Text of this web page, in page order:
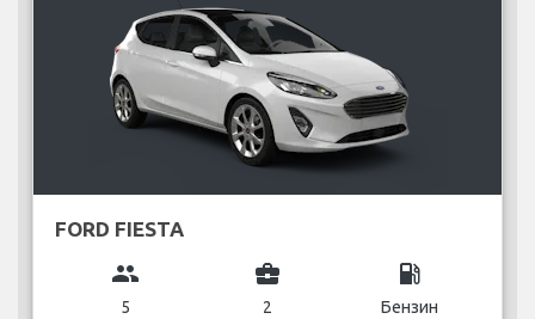
FORD FIESTA
group
5
business_center
2
local_gas_station
Бензин